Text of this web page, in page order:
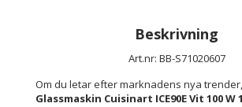
Beskrivning
Art.nr: BB-S71020607
Glassmaskin Cuisinart ICE90E Vit 100 W